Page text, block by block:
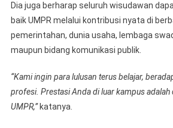
Dia juga berharap seluruh wisudawan
baik UMPR melalui kontribusi nyata di
pemerintahan, dunia usaha, lembaga
maupun bidang komunikasi publik.
“Kami ingin para lulusan terus belajar,
profesi. Prestasi Anda di luar kampus adalah
UMPR,”katanya.